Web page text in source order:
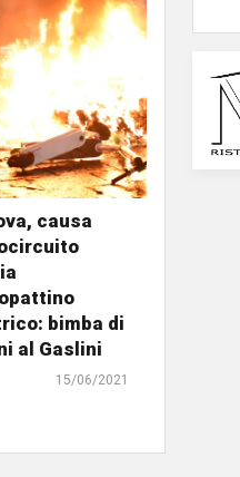
causa
bimba di
al Gaslini
15/06/2021